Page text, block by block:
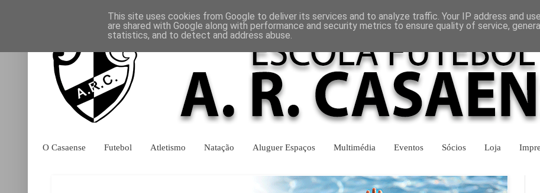
O Casaense Futebol Atletismo Natação Aluguer Espaços Multimédia Eventos Sócios Loja
This site uses cookies from Google to deliver its services and to analyze traffic. Your IP address and
are shared with Google along with performance and security metrics to ensure quality of service,
statistics, and to detect and address abuse.